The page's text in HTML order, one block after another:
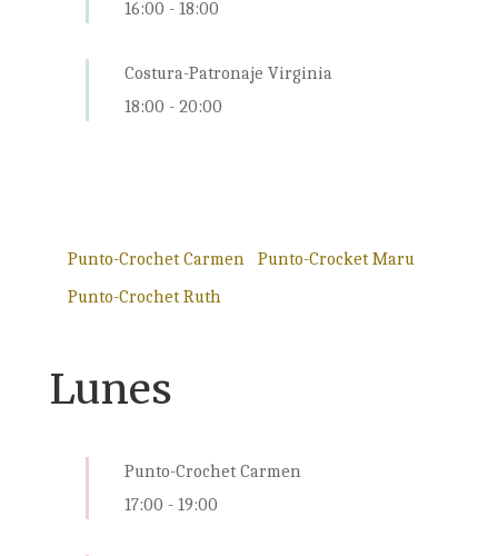
16:00 - 18:00
Costura-Patronaje Virginia
18:00 - 20:00
Punto-Crochet Carmen
Punto-Crocket Maru
Punto-Crochet Ruth
Lunes
Punto-Crochet Carmen
17:00 - 19:00